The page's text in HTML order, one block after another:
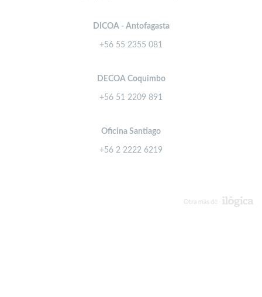
DICOA - Antofagasta
+56 55 2355 081
DECOA Coquimbo
+56 51 2209 891
Oficina Santiago
+56 2 2222 6219